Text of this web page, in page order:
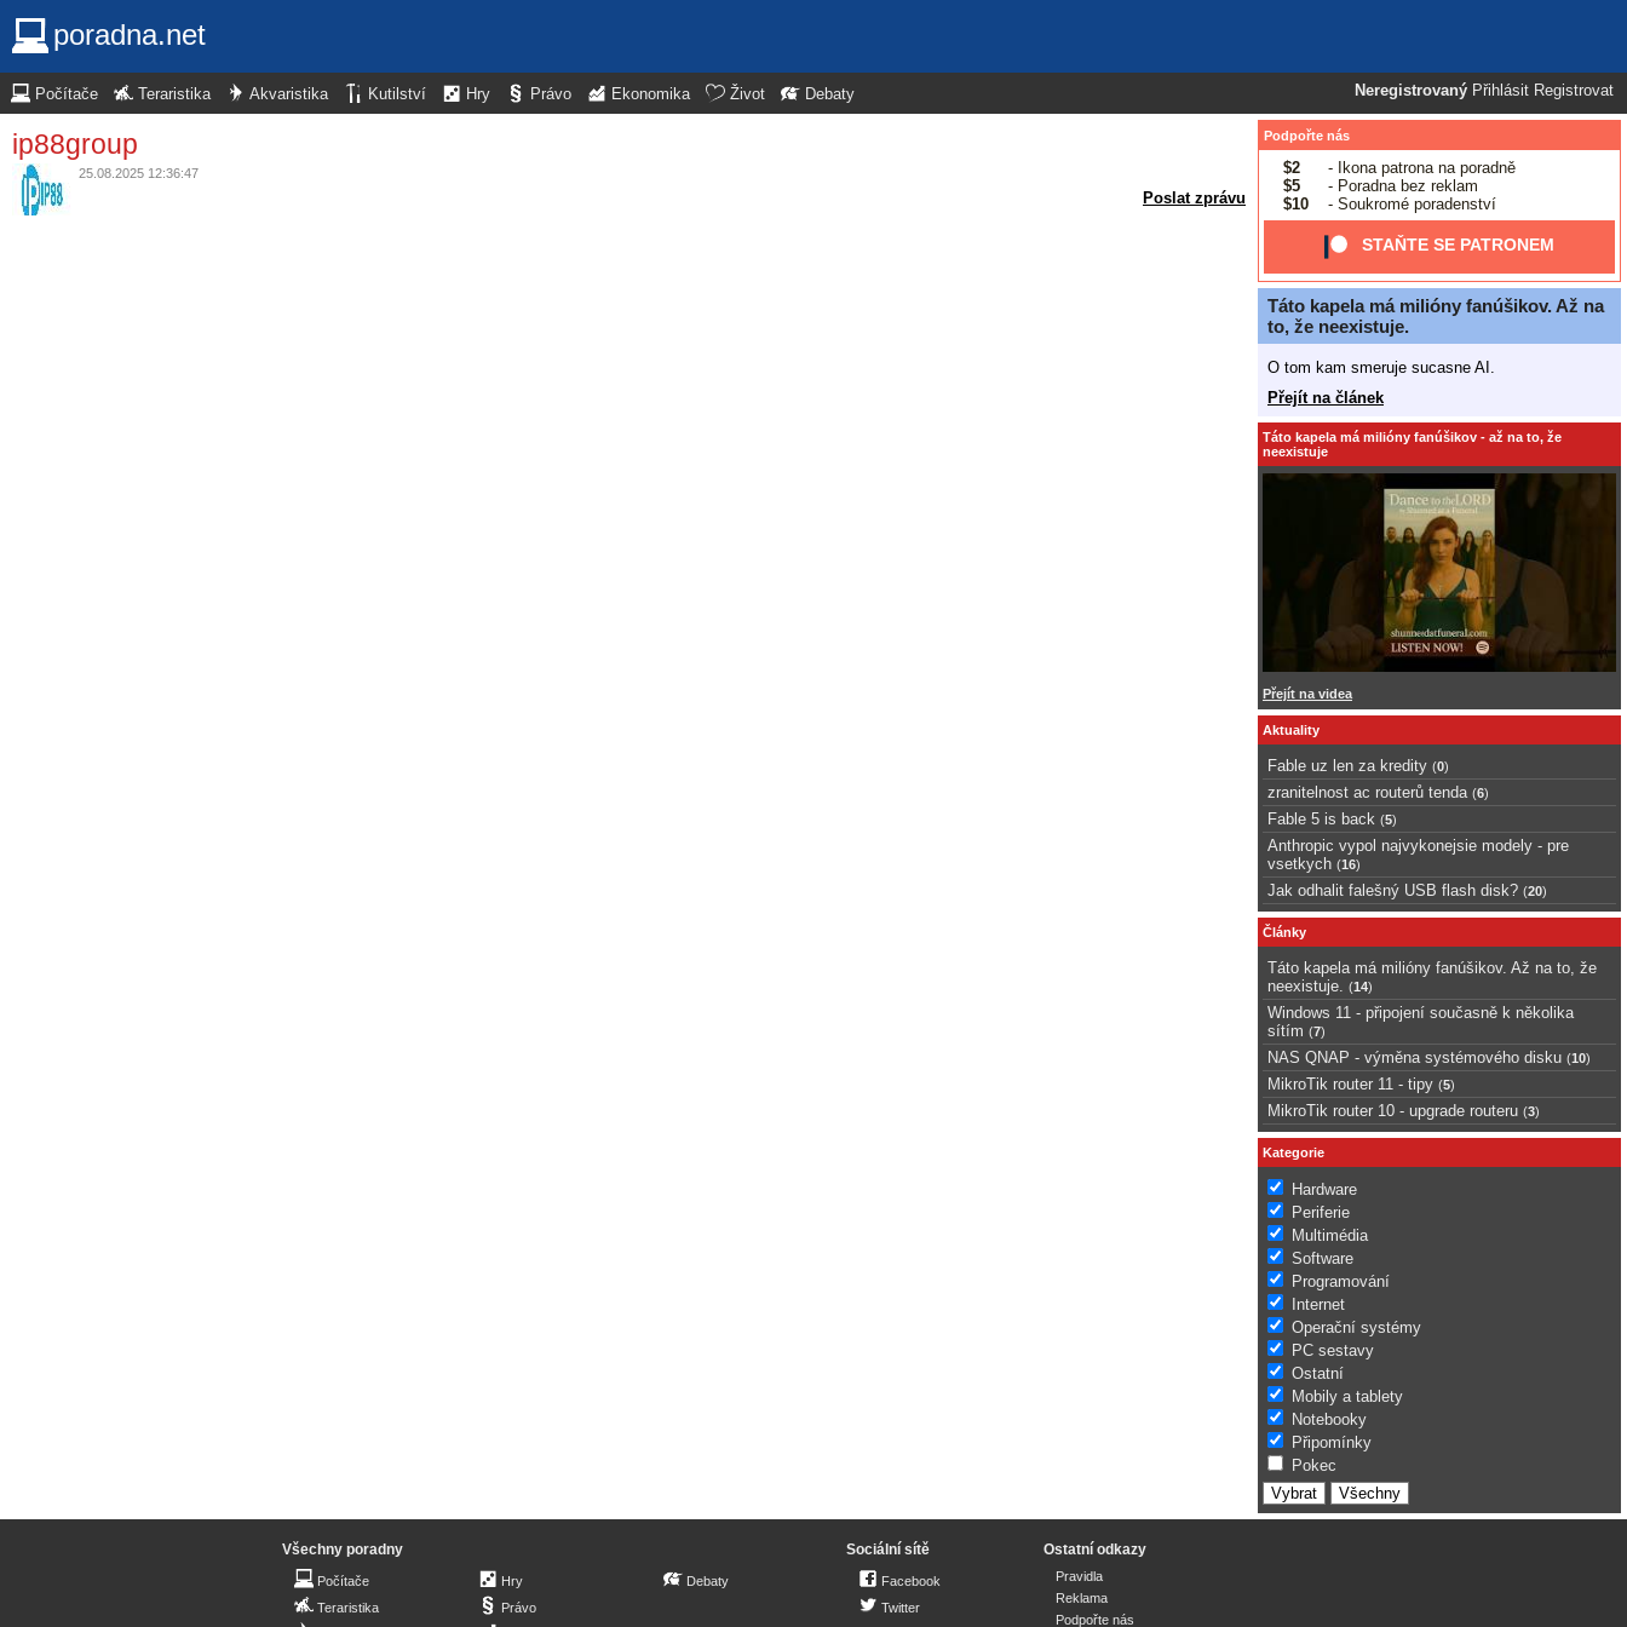
poradna.net
Neregistrovaný Přihlásit Registrovat
Počítače Teraristika Akvaristika Kutilství Hry Právo Ekonomika Život Debaty
ip88group
25.08.2025 12:36:47
Poslat zprávu
Podpořte nás
$2
- Ikona patrona na poradně
$5
- Poradna bez reklam
$10
- Soukromé poradenství
STAŇTE SE PATRONEM
Táto kapela má milióny fanúšikov. Až na
to, že neexistuje.
O tom kam smeruje sucasne AI.
Přejít na článek
Táto kapela má milióny fanúšikov - až na to, že
neexistuje
Přejít na videa
Aktuality
Fable uz len za kredity (0)
zranitelnost ac routerů tenda (6)
Fable 5 is back (5)
Anthropic vypol najvykonejsie modely - pre
vsetkych (16)
Jak odhalit falešný USB flash disk? (20)
Články
Táto kapela má milióny fanúšikov. Až na to, že
neexistuje.
(14)
Windows 11 - připojení současně k několika
sítím (7)
NAS QNAP - výměna systémového disku (10)
MikroTik router 11 - tipy (5)
MikroTik router 10 - upgrade routeru (3)
Kategorie
Hardware
Periferie
Multimédia
Software
Programování
Internet
Operační systémy
PC sestavy
Ostatní
Mobily a tablety
Notebooky
Připomínky
Pokec
Všechny poradny
Počítače
Teraristika
Hry
Právo
Debaty
Sociální sítě
Facebook
Twitter
Ostatní odkazy
Pravidla
Reklama
Podpořte nás